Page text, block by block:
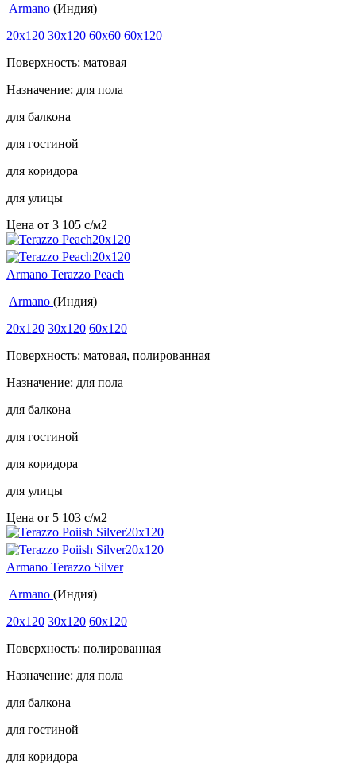
Armano (Индия)
20x120 30x120 60x60 60x120
Поверхность: матовая
Назначение: для пола
для балкона
для гостиной
для коридора
для улицы
Цена от 3 105 c/м2
Armano Terazzo Peach
Armano (Индия)
20x120 30x120 60x120
Поверхность: матовая, полированная
Назначение: для пола
для балкона
для гостиной
для коридора
для улицы
Цена от 5 103 c/м2
Armano Terazzo Silver
Armano (Индия)
20x120 30x120 60x120
Поверхность: полированная
Назначение: для пола
для балкона
для гостиной
для коридора